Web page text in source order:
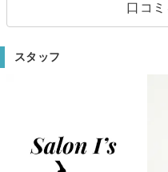
口コ
スタッフ